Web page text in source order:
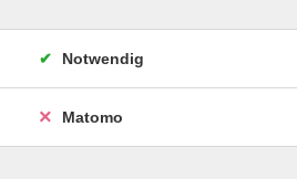
Volkshochschule Bad Reichenhall
Notwendig
Matomo